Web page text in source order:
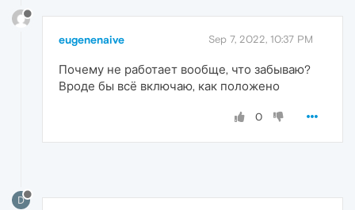
eugenenaive Sep 7, 2022, 10:37 PM
Почему не работает вообще, что забываю?
Вроде бы всё включаю, как положено
0
D